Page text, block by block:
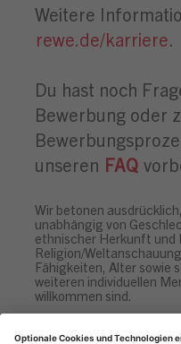
Weitere
rewe.de/karriere.
Du hast noch
Bewerbung oder
unseren FAQ
Wir betonen
unabhängig von
ethnischer Herkunft
Religion/
Fähigkeiten, Alter sowie
weiteren individuellen
willkommen sind.